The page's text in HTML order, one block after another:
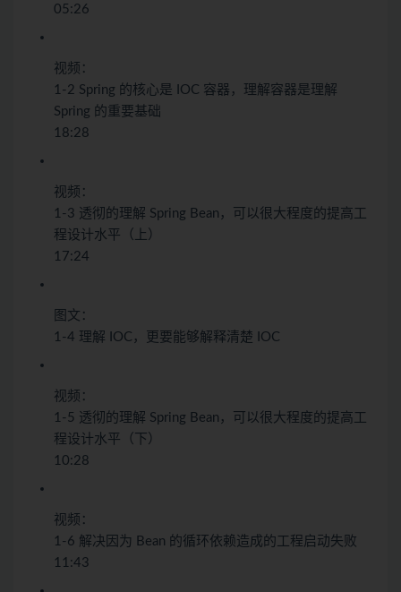
05:26
视频：
1-2 Spring 的核心是 IOC 容器，理解容器是理解
Spring 的重要基础
18:28
视频：
1-3 透彻的理解 Spring Bean，可以很大程度的提高工
程设计水平（上）
17:24
图文：
1-4 理解 IOC，更要能够解释清楚 IOC
视频：
1-5 透彻的理解 Spring Bean，可以很大程度的提高工
程设计水平（下）
10:28
视频：
1-6 解决因为 Bean 的循环依赖造成的工程启动失败
11:43